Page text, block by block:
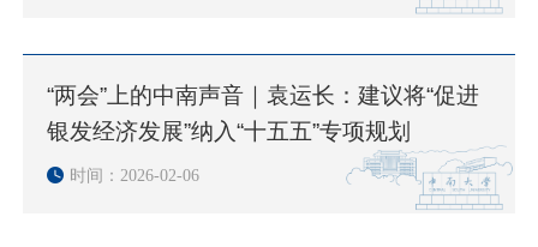
“两会”上的中南声音｜袁运长：建议将“促进
银发经济发展”纳入“十五五”专项规划
时间：2026-02-06